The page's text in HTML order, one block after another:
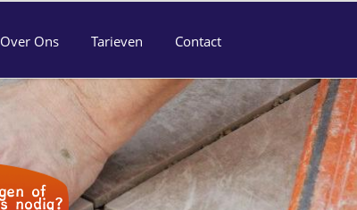
Over Ons Tarieven Contact